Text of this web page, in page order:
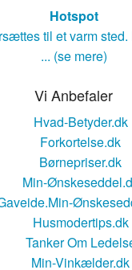
Hotspot
til et varm
... (se mere)
Vi Anbefaler
Hvad-Betyder.dk
Forkortelse.dk
Børnepriser.dk
Min-
Husmodertips.dk
Tanker Om
Min-Vinkælder.dk